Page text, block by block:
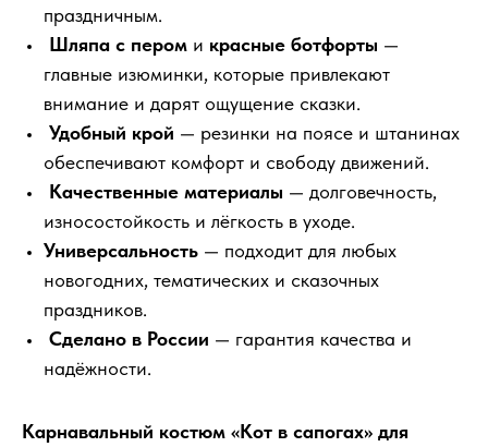
праздничным.
Шляпа с пером и красные ботфорты —
главные изюминки, которые привлекают
внимание и дарят ощущение сказки.
Удобный крой — резинки на поясе и штанинах
обеспечивают комфорт и свободу движений.
Качественные материалы — долговечность,
износостойкость и лёгкость в уходе.
Универсальность — подходит для любых
новогодних, тематических и сказочных
праздников.
Сделано в России — гарантия качества и
надёжности.
Карнавальный костюм «Кот в сапогах» для